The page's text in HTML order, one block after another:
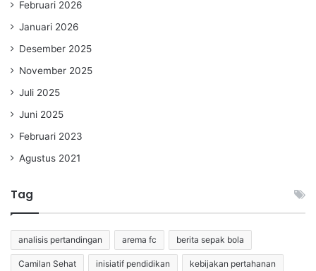
Februari 2026
Januari 2026
Desember 2025
November 2025
Juli 2025
Juni 2025
Februari 2023
Agustus 2021
Tag
analisis pertandingan arema fc berita sepak bola
Camilan Sehat inisiatif pendidikan kebijakan pertahanan